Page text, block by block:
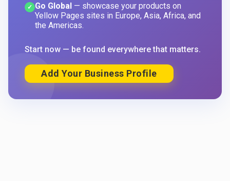
✓ Go Global — showcase your products on
Yellow Pages sites in Europe, Asia, Africa, and
the Americas.
Start now — be found everywhere that matters.
Add Your Business Profile